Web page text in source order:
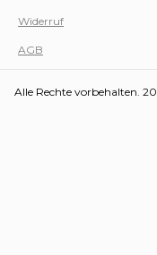
Widerruf
AGB
Alle Rechte vorbehalten.